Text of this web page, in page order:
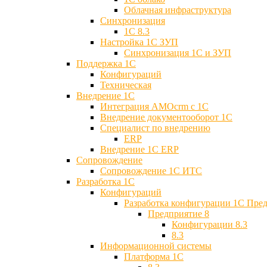
Облачная инфраструктура
Синхронизация
1С 8.3
Настройка 1С ЗУП
Синхронизация 1С и ЗУП
Поддержка 1С
Конфигураций
Техническая
Внедрение 1С
Интеграция AMOcrm с 1C
Внедрение документооборот 1С
Специалист по внедрению
ERP
Внедрение 1С ERP
Cопровождение
Cопровождение 1С ИТС
Разработка 1C
Конфигураций
Разработка конфигурации 1С
Предприятие 8
Конфигурации 8.3
8.3
Информационной системы
Платформа 1С